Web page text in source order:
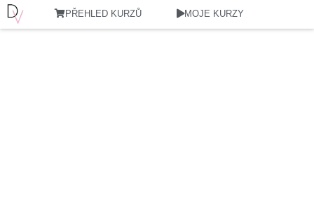
PŘEHLED KURZŮ MOJE KURZY